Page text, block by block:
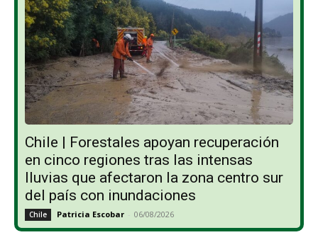
Chile | Forestales apoyan recuperación
en cinco regiones tras las intensas
lluvias que afectaron la zona centro sur
del país con inundaciones
Chile Patricia Escobar - 06/08/2026